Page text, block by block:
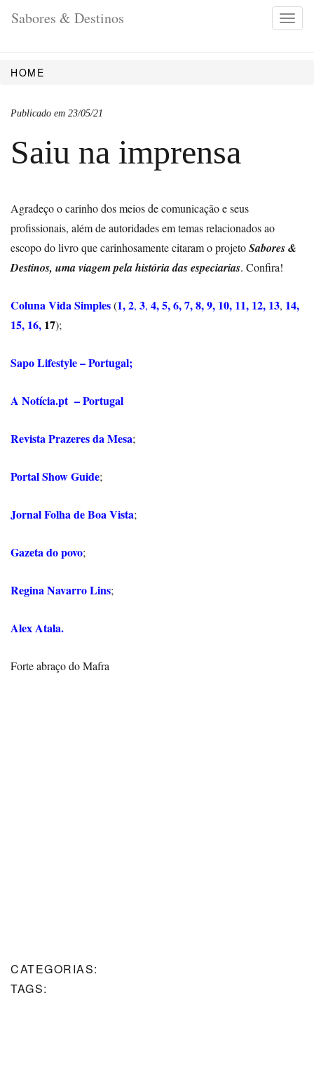
Sabores & Destinos
HOME
Publicado em 23/05/21
Saiu na imprensa
Agradeço o carinho dos meios de comunicação e seus
profissionais, além de autoridades em temas relacionados ao
escopo do livro que carinhosamente citaram o projetoSabores &
Destinos, uma viagem pela história das especiarias. Confira!
Coluna Vida Simples(1,2, 3, 4,5,6,7,8,9, 10, 11, 12, 13, 14,
15, 16, 17);
Sapo Lifestyle – Portugal;
A Notícia.pt – Portugal
Revista Prazeres da Mesa;
Portal Show Guide;
Jornal Folha de Boa Vista;
Gazeta do povo;
Regina Navarro Lins;
Alex Atala.
Forte abraço do Mafra
CATEGORIAS:
TAGS: